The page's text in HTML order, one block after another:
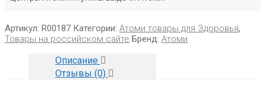
Артикул: R00187 Категории: Атоми товары для Здоровья,
Товары на российском сайте Бренд: Атоми
Описание
Отзывы (0)